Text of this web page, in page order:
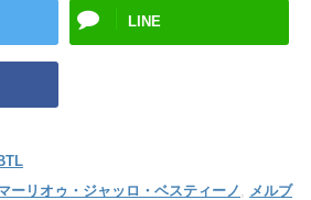
LINE
ーリオゥ・ジャッロ・ベスティーノ
メルブ